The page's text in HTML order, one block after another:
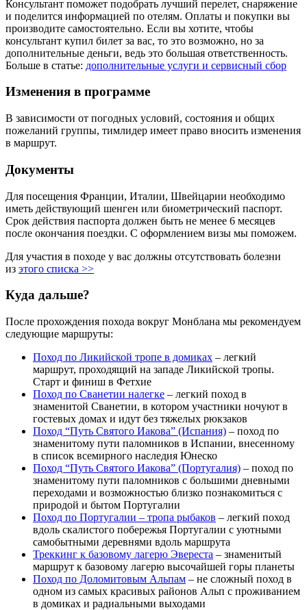
Консультант поможет подобрать лучший перелет, снаряжение
и поделится информацией по отелям. Оплаты и покупки вы
производите самостоятельно. Если вы хотите, чтобы
консультант купил билет за вас, то это возможно, но за
дополнительные деньги, ведь это большая ответственность.
Больше в статье: дополнительные услуги и сервисный сбор
Изменения в программе
В зависимости от погодных условий, состояния и общих
пожеланий группы, тимлидер имеет право вносить изменения
в маршрут.
Документы
Для посещения Франции, Италии, Швейцарии необходимо
иметь действующий шенген или биометрический паспорт.
Срок действия паспорта должен быть не менее 6 месяцев
после окончания поездки. С оформлением визы мы поможем.
Для участия в походе у вас должны отсутствовать болезни
из этого списка >>
Куда дальше?
После прохождения похода вокруг Монблана мы рекомендуем
следующие маршруты:
Поход по Ликийской тропе в домиках – легкий
маршрут, проходящий на западе Ликийской тропы.
Старт и финиш в Фетхие
Поход по Сванетии налегке – легкий поход в
знаменитой Сванетии, в котором участники ночуют в
гостевых домах и идут без тяжелых рюкзаков
Поход “Путь Святого Иакова” (Испания) – поход по
знаменитому пути паломников в Испании, внесенному
в список всемирного наследия Юнеско
Поход “Путь Святого Иакова” (Португалия) – поход по
знаменитому пути паломников с большими дневными
переходами и возможностью близко познакомиться с
природой и бытом Португалии
Поход по Португалии – тропа рыбаков – легкий поход
вдоль скалистого побережья Португалии с уютными
самобытными деревнями вдоль маршрута
Треккинг к базовому лагерю Эвереста – знаменитый
маршрут к базовому лагерю высочайшей горы планеты
Поход по Доломитовым Альпам – не сложный поход в
одном из самых красивых районов Альп с проживанием
в домиках и радиальными выходами